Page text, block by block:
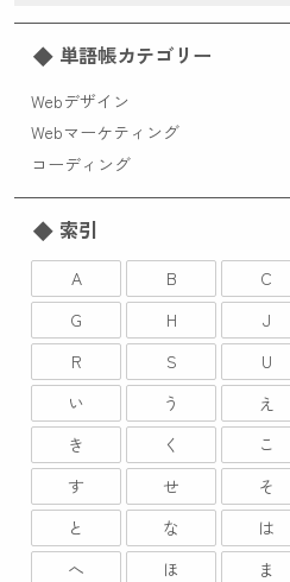
単語帳カテゴリー
Webデザイン
Webマーケティング
コーディング
索引
A B C
G
H J
R
S U
い
う え
き
く こ
す
せ そ
と
な は
へ
ほ ま